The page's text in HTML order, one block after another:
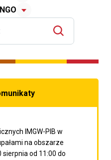
IMGW-PIB w
na obszarze
od 11:00 do